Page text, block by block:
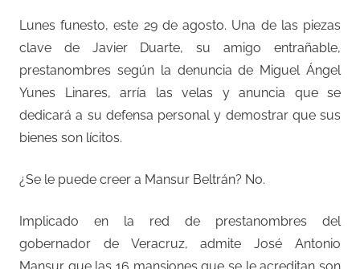
Lunes funesto, este 29 de agosto. Una de las piezas
clave de Javier Duarte, su amigo entrañable,
prestanombres según la denuncia de Miguel Ángel
Yunes Linares, arría las velas y anuncia que se
dedicará a su defensa personal y demostrar que sus
bienes son lícitos.
¿Se le puede creer a Mansur Beltrán? No.
Implicado en la red de prestanombres del
gobernador de Veracruz, admite José Antonio